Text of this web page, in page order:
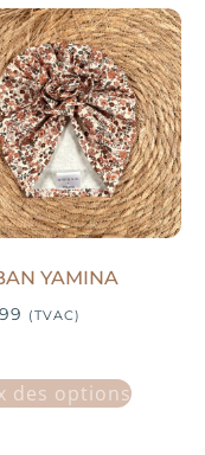
YAMINA
(TVAC)
des options